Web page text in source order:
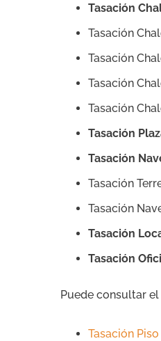
Tasación
Tasación
Tasación
Tasación
Tasación
Tasación
Tasación
Tasación
Tasación
Tasación
Tasación
Puede consultar el
Tasación